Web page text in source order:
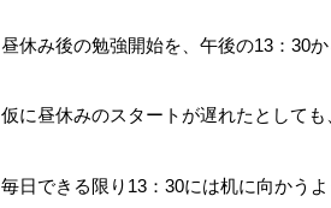
昼休み後の勉強開始を、午後の13：30か
仮に昼休みのスタートが遅れたとしても
毎日できる限り13：30には机に向かうよ